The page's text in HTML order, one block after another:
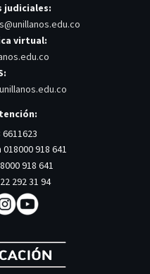
judiciales:
virtual:
6611623
918 641
918 641
292 31 94